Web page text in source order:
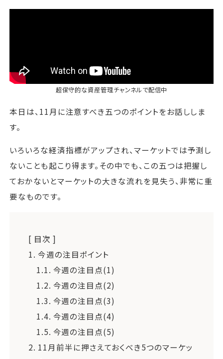
超保守的な資産管理チャンネルで配信中
本日は、11月に注意すべき五つのポイントをお話ししま
す。
いろいろな経済指標がアップされ、マーケットでは予測し
ないことも起こり得ます。その中でも、この五つは把握し
ておかないとマーケットの大きな流れを見失う、非常に重
要なものです。
[ 目次 ]
1. 今週の注目ポイント
1.1. 今週の注目点(1)
1.2. 今週の注目点(2)
1.3. 今週の注目点(3)
1.4. 今週の注目点(4)
1.5. 今週の注目点(5)
2. 11月前半に押さえておくべき5つのマーケッ